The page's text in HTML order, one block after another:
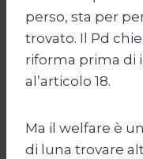
perso, sta per
trovato. Il Pd
riforma prima di
al’articolo 18.
Ma il welfare è
di luna trovare